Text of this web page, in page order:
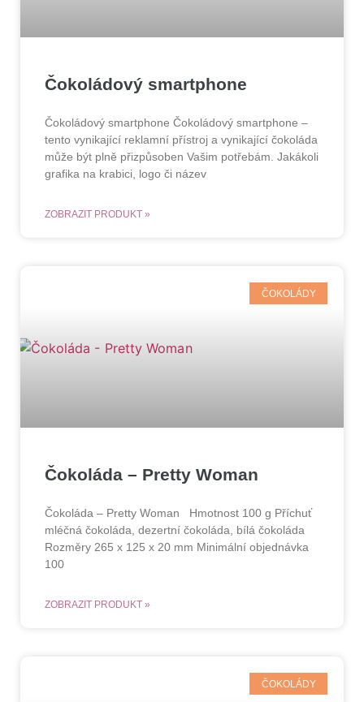
Čokoládový smartphone
Čokoládový smartphone Čokoládový smartphone –
tento vynikající reklamní přístroj a vynikající čokoláda
může být plně přizpůsoben Vašim potřebám. Jakákoli
grafika na krabici, logo či název
ZOBRAZIT PRODUKT »
ČOKOLÁDY
Čokoláda – Pretty Woman
Čokoláda – Pretty Woman Hmotnost 100 g Příchuť
mléčná čokoláda, dezertní čokoláda, bílá čokoláda
Rozměry 265 x 125 x 20 mm Minimální objednávka
100
ZOBRAZIT PRODUKT »
ČOKOLÁDY